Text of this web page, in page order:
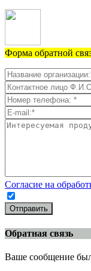
Форма обратной
Согласие на
Отправить
Обратная связь
Ваше сообщение